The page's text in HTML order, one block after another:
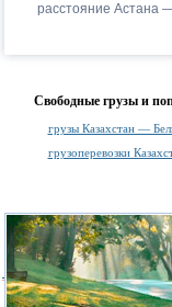
расстояние Астана
Свободные грузы и
грузы Казахстан —
грузоперевозки